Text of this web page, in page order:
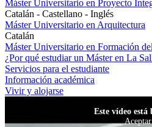
Máster Universitario en Proyecto
Catalán - Castellano - Inglés
Máster Universitario en Arquitectura
Catalán
Máster Universitario en Formación
¿Por qué estudiar un Máster en La
Servicios para el estudiante
Información académica
Vivir y alojarse
Este vídeo está